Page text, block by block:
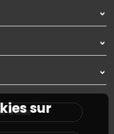
d'aidesur